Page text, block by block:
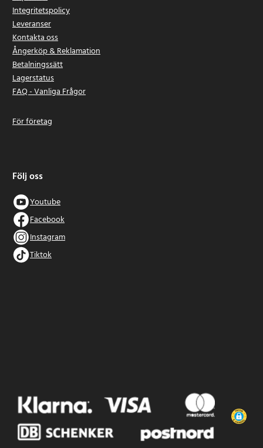
Integritetspolicy
Leveranser
Kontakta oss
Ångerköp & Reklamation
Betalningssätt
Lagerstatus
FAQ - Vanliga Frågor
För företag
Följ oss
Youtube
Facebook
Instagram
Tiktok